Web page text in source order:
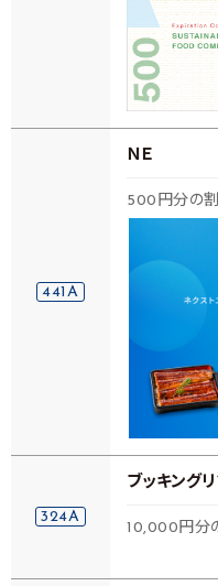
441A
ＮＥ
500円分の
324A
ブッキング
10,000円分